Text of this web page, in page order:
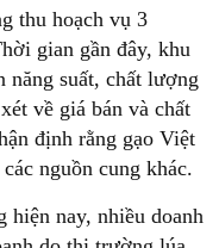
thu hoạch vụ 3
gian gần đây, khu
suất, chất lượng
về giá bán và chất
định rằng gạo Việt
nguồn cung khác.
hiện nay, nhiều doanh